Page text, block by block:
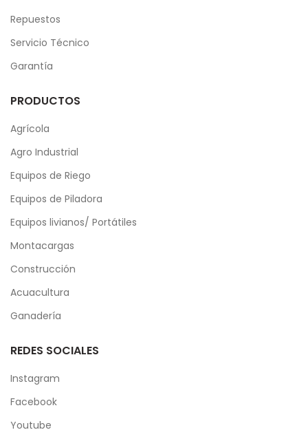
Repuestos
Servicio Técnico
Garantía
PRODUCTOS
Agrícola
Agro Industrial
Equipos de Riego
Equipos de Piladora
Equipos livianos/ Portátiles
Montacargas
Construcción
Acuacultura
Ganadería
REDES SOCIALES
Instagram
Facebook
Youtube